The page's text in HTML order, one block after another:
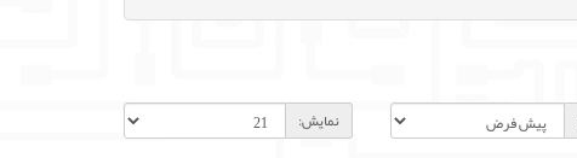
نمایش: